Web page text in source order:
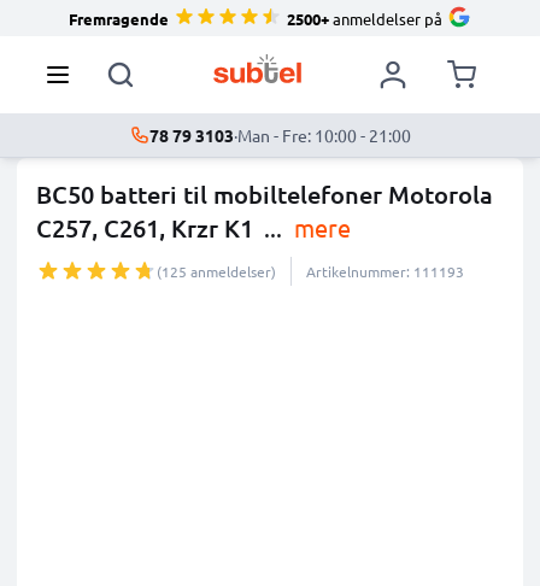
Fremragende 2500+anmeldelser på
78 79 3103·Man - Fre: 10:00 - 21:00
BC50 batteri til mobiltelefoner Motorola
C257, C261, Krzr K1 ... mere
(125 anmeldelser) Artikelnummer: 111193